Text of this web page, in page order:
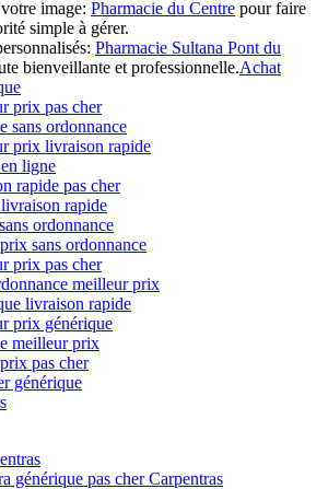
image: Pharmacie du Centre pour faire
simple à gérer.
Pharmacie Sultana Pont du
bienveillante et professionnelle.Achat
prix pas cher
sans ordonnance
prix livraison rapide
ligne
rapide pas cher
rapide
ordonnance
sans ordonnance
prix pas cher
meilleur prix
livraison rapide
prix générique
meilleur prix
pas cher
générique
générique pas cher Carpentras